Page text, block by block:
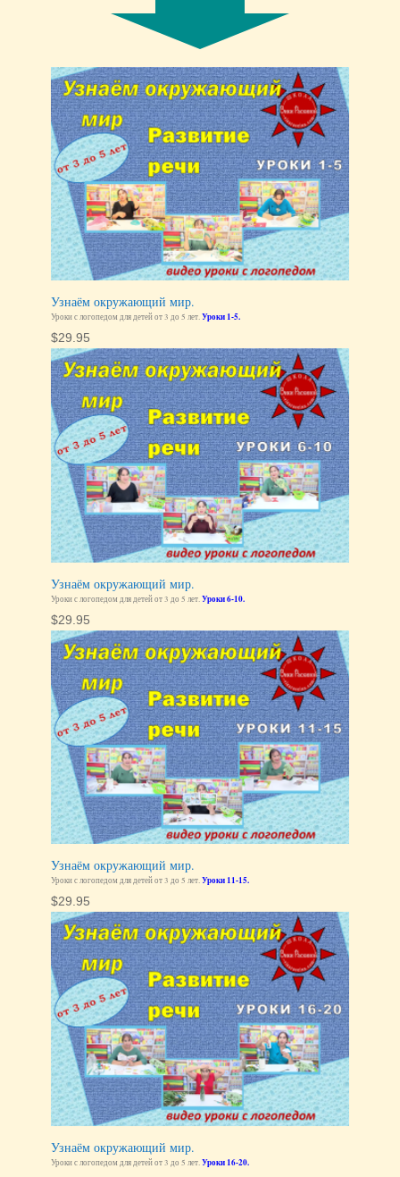
Узнаём окружающий мир.
Уроки с логопедом для детей от 3 до 5 лет.Уроки 1-5.
$29.95
Узнаём окружающий мир.
Уроки с логопедом для детей от 3 до 5 лет.Уроки 6-10.
$29.95
Узнаём окружающий мир.
Уроки с логопедом для детей от 3 до 5 лет.Уроки 11-15.
$29.95
Узнаём окружающий мир.
Уроки с логопедом для детей от 3 до 5 лет.Уроки 16-20.